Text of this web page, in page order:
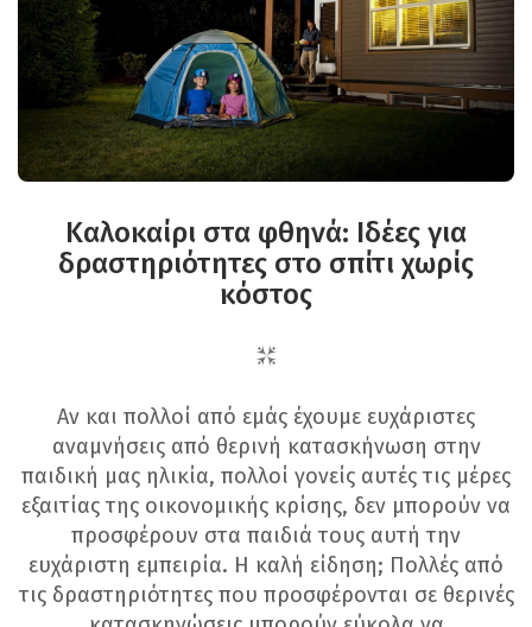
Καλοκαίρι στα φθηνά: Ιδέες για
δραστηριότητες στο σπίτι χωρίς
κόστος
Αν και πολλοί από εμάς έχουμε ευχάριστες
αναμνήσεις από θερινή κατασκήνωση στην
παιδική μας ηλικία, πολλοί γονείς αυτές τις μέρες
εξαιτίας της οικονομικής κρίσης, δεν μπορούν να
προσφέρουν στα παιδιά τους αυτή την
ευχάριστη εμπειρία. Η καλή είδηση; Πολλές από
τις δραστηριότητες που προσφέρονται σε θερινές